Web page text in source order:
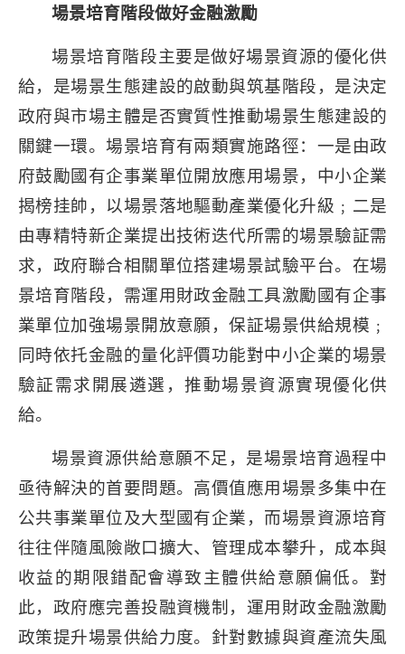
場景培育階段做好金融激勵
場景培育階段主要是做好場景資源的優化供
給，是場景生態建設的啟動與筑基階段，是決定
政府與市場主體是否實質性推動場景生態建設的
關鍵一環。場景培育有兩類實施路徑：一是由政
府鼓勵國有企事業單位開放應用場景，中小企業
揭榜挂帥，以場景落地驅動產業優化升級﹔二是
由專精特新企業提出技術迭代所需的場景驗証需
求，政府聯合相關單位搭建場景試驗平台。在場
景培育階段，需運用財政金融工具激勵國有企事
業單位加強場景開放意願，保証場景供給規模﹔
同時依托金融的量化評價功能對中小企業的場景
驗証需求開展遴選，推動場景資源實現優化供
給。
場景資源供給意願不足，是場景培育過程中
亟待解決的首要問題。高價值應用場景多集中在
公共事業單位及大型國有企業，而場景資源培育
往往伴隨風險敞口擴大、管理成本攀升，成本與
收益的期限錯配會導致主體供給意願偏低。對
此，政府應完善投融資機制，運用財政金融激勵
政策提升場景供給力度。針對數據與資產流失風